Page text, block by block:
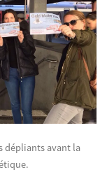
dépliants avant la